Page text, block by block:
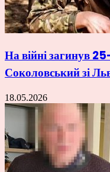
На війні загинув
Соколовський зі
18.05.2026